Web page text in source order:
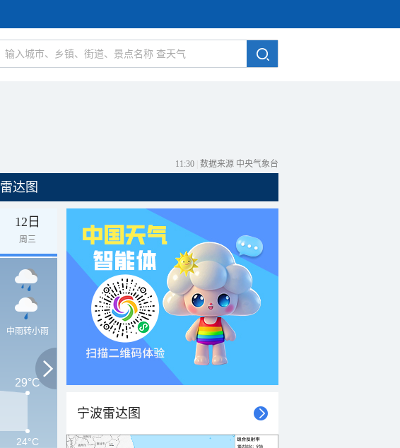
11:30 数据来源 中央气象台
雷达图
12日
周三
中雨转小雨
29°C
24°C
宁波雷达图